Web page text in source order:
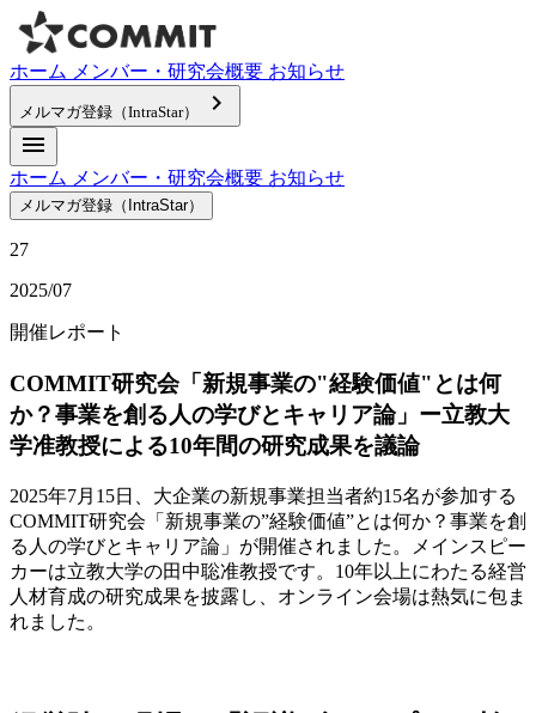
ホーム メンバー・研究会概要 お知らせ
メルマガ登録（IntraStar）
keyboard_arrow_right
menu
ホーム メンバー・研究会概要 お知らせ
メルマガ登録（IntraStar）
27
2025/07
開催レポート
COMMIT研究会「新規事業の"経験価値"とは何
か？事業を創る人の学びとキャリア論」ー立教大
学准教授による10年間の研究成果を議論
2025年7月15日、大企業の新規事業担当者約15名が参加する
COMMIT研究会「新規事業の”経験価値”とは何か？事業を創
る人の学びとキャリア論」が開催されました。メインスピー
カーは立教大学の田中聡准教授です。10年以上にわたる経営
人材育成の研究成果を披露し、オンライン会場は熱気に包ま
れました。